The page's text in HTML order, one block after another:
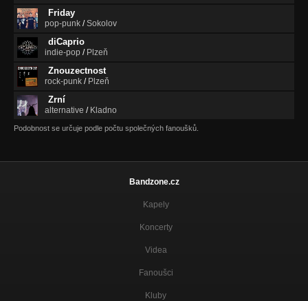
Friday
pop-punk /Sokolov
diCaprio
indie-pop / Plzeň
Znouzectnost
rock-punk / Plzeň
Zrní
alternative / Kladno
Podobnost se určuje podle počtu společných fanoušků.
Bandzone.cz
Kapely
Koncerty
Videa
Fanoušci
Kluby